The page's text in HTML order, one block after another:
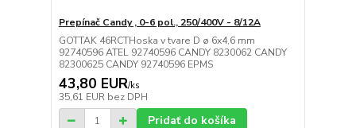
Prepínač Candy , 0-6 pol., 250/400V - 8/12A
GOTTAK 46RCTHoska v tvare D ø 6x4,6 mm
92740596 ATEL 92740596 CANDY 8230062 CANDY
82300625 CANDY 92740596 EPMS
43,80 EUR/ks
35,61 EUR bez DPH
Pridať do košíka